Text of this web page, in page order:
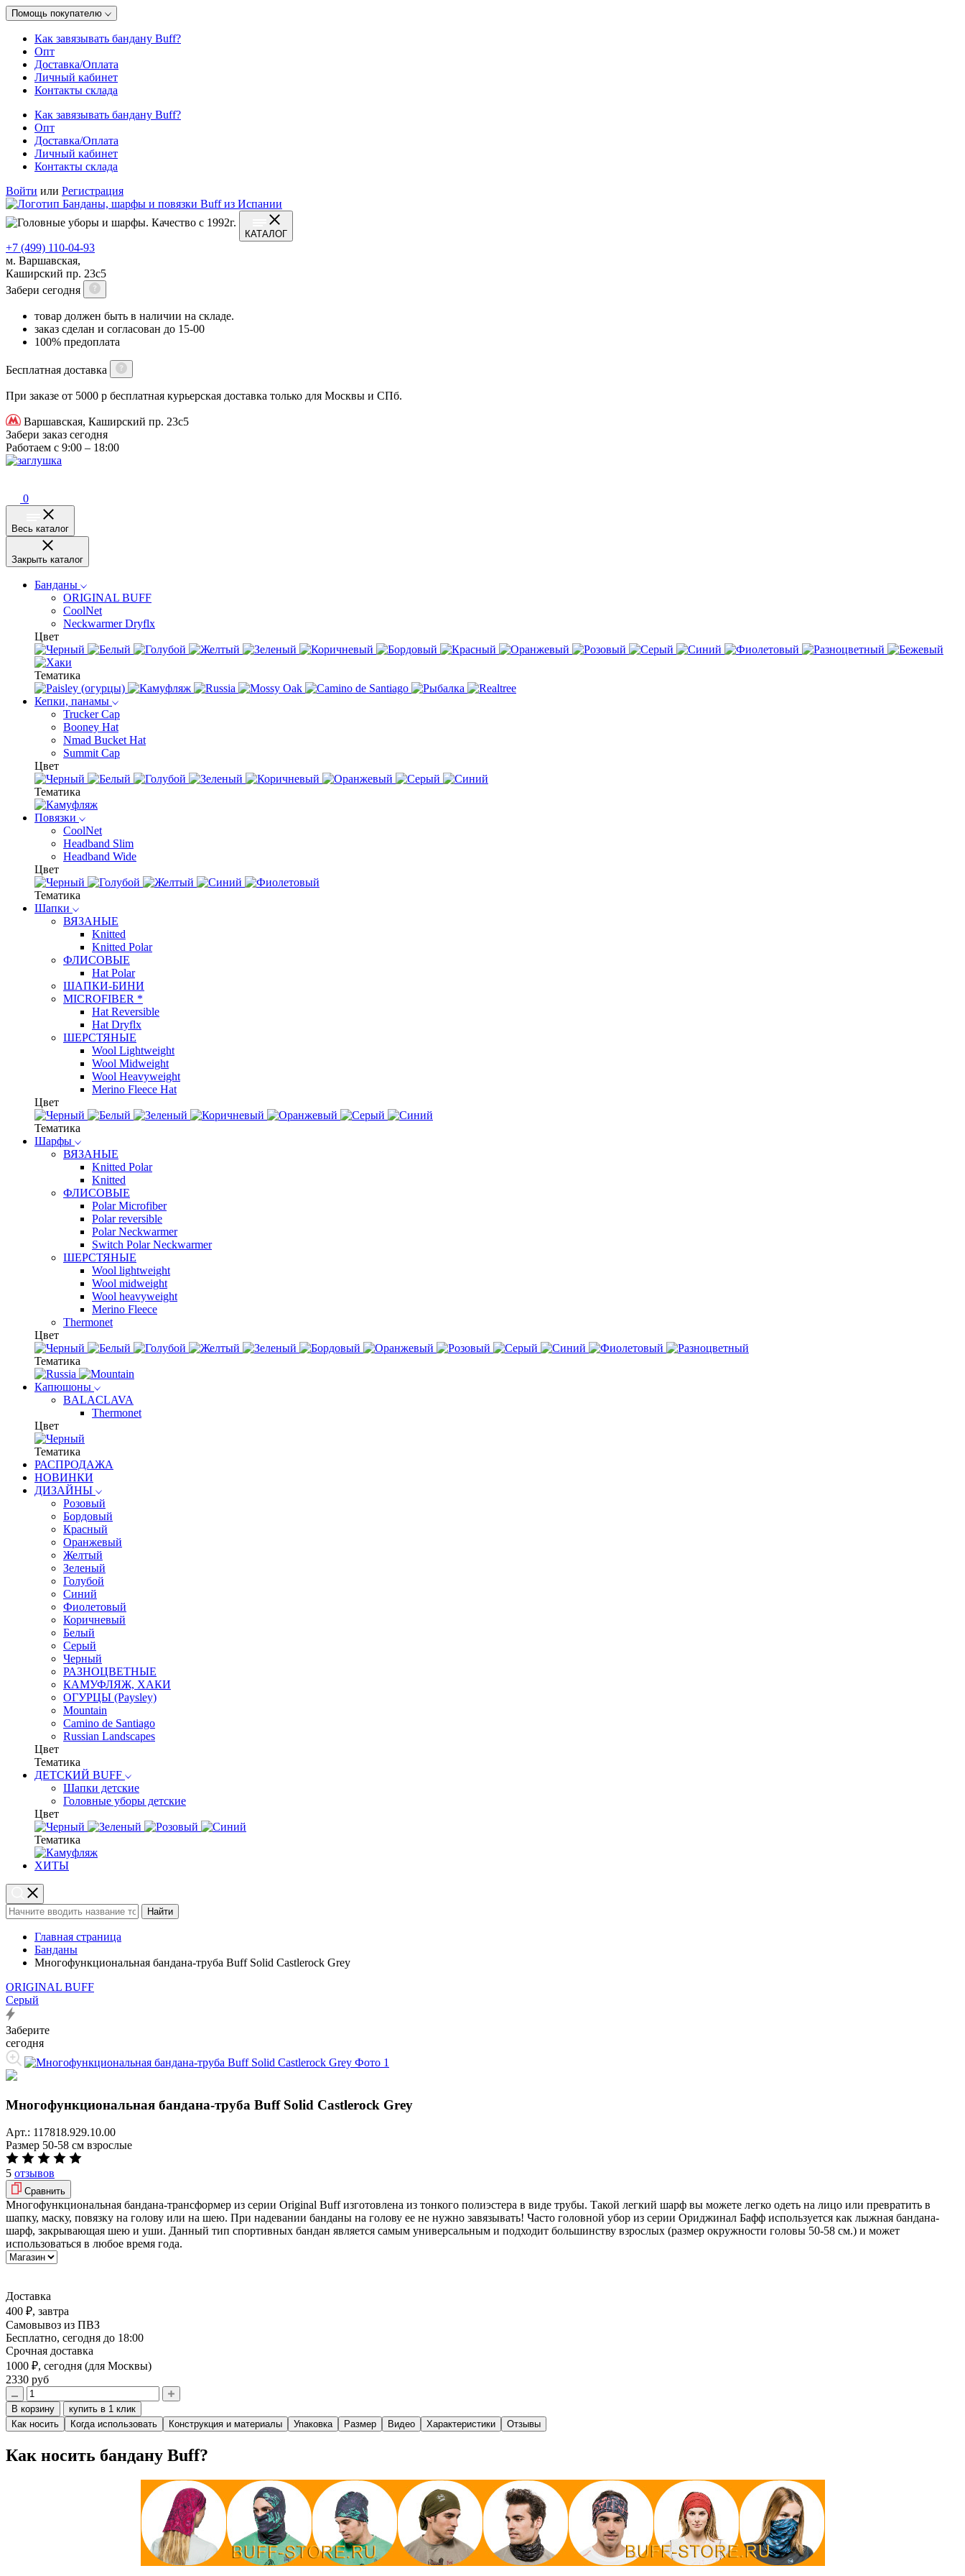
Помощь покупателю
Как завязывать бандану Buff?
Опт
Доставка/Оплата
Личный кабинет
Контакты склада
Как завязывать бандану Buff?
Опт
Доставка/Оплата
Личный кабинет
Контакты склада
Войти или Регистрация
КАТАЛОГ
+7 (499) 110-04-93
м. Варшавская,
Каширский пр. 23с5
Забери сегодня
товар должен быть в наличии на складе.
заказ сделан и согласован до 15-00
100% предоплата
Бесплатная доставка
При заказе от 5000 р бесплатная курьерская доставка только для Москвы и СПб.
Варшавская, Каширский пр. 23с5
Забери заказ сегодня
Работаем с 9:00 – 18:00
0
Весь каталог
Закрыть каталог
Банданы
ORIGINAL BUFF
CoolNet
Neckwarmer Dryflx
Цвет
Тематика
Кепки, панамы
Trucker Cap
Booney Hat
Nmad Bucket Hat
Summit Cap
Цвет
Тематика
Повязки
CoolNet
Headband Slim
Headband Wide
Цвет
Тематика
Шапки
ВЯЗАНЫЕ
Knitted
Knitted Polar
ФЛИСОВЫЕ
Hat Polar
ШАПКИ-БИНИ
MICROFIBER *
Hat Reversible
Hat Dryflx
ШЕРСТЯНЫЕ
Wool Lightweight
Wool Midweight
Wool Heavyweight
Merino Fleece Hat
Цвет
Тематика
Шарфы
ВЯЗАНЫЕ
Knitted Polar
Knitted
ФЛИСОВЫЕ
Polar Microfiber
Polar reversible
Polar Neckwarmer
Switch Polar Neckwarmer
ШЕРСТЯНЫЕ
Wool lightweight
Wool midweight
Wool heavyweight
Merino Fleece
Thermonet
Цвет
Тематика
Капюшоны
BALACLAVA
Thermonet
Цвет
Тематика
РАСПРОДАЖА
НОВИНКИ
ДИЗАЙНЫ
Розовый
Бордовый
Красный
Оранжевый
Желтый
Зеленый
Голубой
Синий
Фиолетовый
Коричневый
Белый
Серый
Черный
РАЗНОЦВЕТНЫЕ
КАМУФЛЯЖ, ХАКИ
ОГУРЦЫ (Paysley)
Mountain
Camino de Santiago
Russian Landscapes
Цвет
Тематика
ДЕТСКИЙ BUFF
Шапки детские
Головные уборы детские
Цвет
Тематика
ХИТЫ
Найти
Главная страница
Банданы
Многофункциональная бандана-труба Buff Solid Castlerock Grey
ORIGINAL BUFF
Серый
Заберите
сегодня
Многофункциональная бандана-труба Buff Solid Castlerock Grey
Арт.: 117818.929.10.00
Размер 50-58 см взрослые
5 отзывов
Сравнить
Многофункциональная бандана-трансформер из серии Original Buff изготовлена из тонкого полиэстера в виде трубы. Такой легкий шарф вы можете легко одеть на лицо или превратить в
шапку, маску, повязку на голову или на шею. При надевании банданы на голову ее не нужно завязывать! Часто головной убор из серии Ориджинал Бафф используется как лыжная бандана-
шарф, закрывающая шею и уши. Данный тип спортивных бандан является самым универсальным и подходит большинству взрослых (размер окружности головы 50-58 см.) и может
использоваться в любое время года.
Доставка
400 ₽, завтра
Самовывоз из ПВЗ
Бесплатно, сегодня до 18:00
Срочная доставка
1000 ₽, сегодня (для Москвы)
2330 руб
В корзину
купить в 1 клик
Как носить
Когда использовать Конструкция и материалы Упаковка Размер Видео Характеристики Отзывы
Как носить бандану Buff?